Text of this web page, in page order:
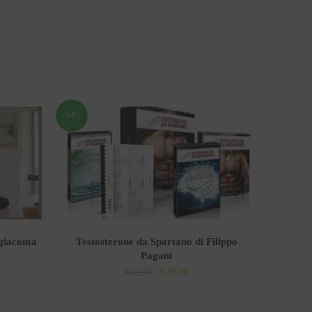
-94%
Testosterone da Spartano di Filippo
Pagani
Il
€19.00Il